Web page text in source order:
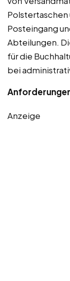
Posteingang
Abteilungen.
für die
bei
Anzeige